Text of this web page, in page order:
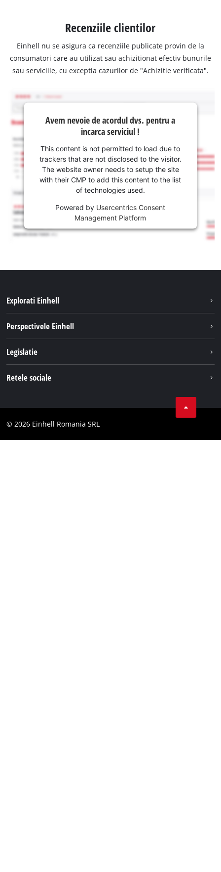
Recenziile clientilor
Einhell nu se asigura ca recenziile publicate provin de la
consumatori care au utilizat sau achizitionat efectiv bunurile
sau serviciile, cu exceptia cazurilor de "Achizitie verificata".
Avem nevoie de acordul dvs. pentru a
incarca serviciul !
This content is not permitted to load due to
trackers that are not disclosed to the visitor.
The website owner needs to setup the site
with their CMP to add this content to the list
of technologies used.
Powered by Usercentrics Consent
Management Platform
Explorati Einhell
Sistemul de acumulatori
Perspectivele Einhell
Einhell in lume
Legislatie
Declaratie de accesibilitate
Retele sociale
Facebook
© 2026 Einhell Romania SRL